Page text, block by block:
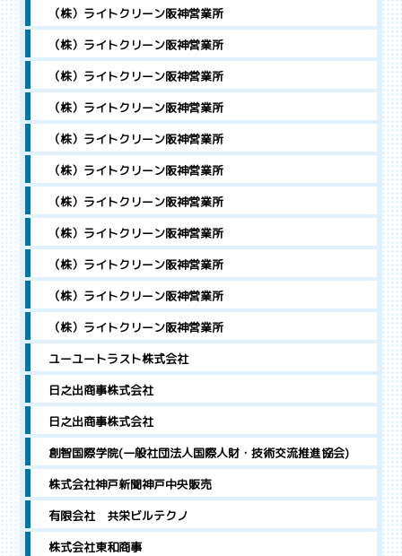
（株）ライトクリーン阪神営業所
（株）ライトクリーン阪神営業所
（株）ライトクリーン阪神営業所
（株）ライトクリーン阪神営業所
（株）ライトクリーン阪神営業所
（株）ライトクリーン阪神営業所
（株）ライトクリーン阪神営業所
（株）ライトクリーン阪神営業所
（株）ライトクリーン阪神営業所
（株）ライトクリーン阪神営業所
（株）ライトクリーン阪神営業所
ユーユートラスト株式会社
日之出商事株式会社
日之出商事株式会社
創智国際学院(一般社団法人国際人財・技術交流推進協会)
株式会社神戸新聞神戸中央販売
有限会社 共栄ビルテクノ
株式会社東和商事